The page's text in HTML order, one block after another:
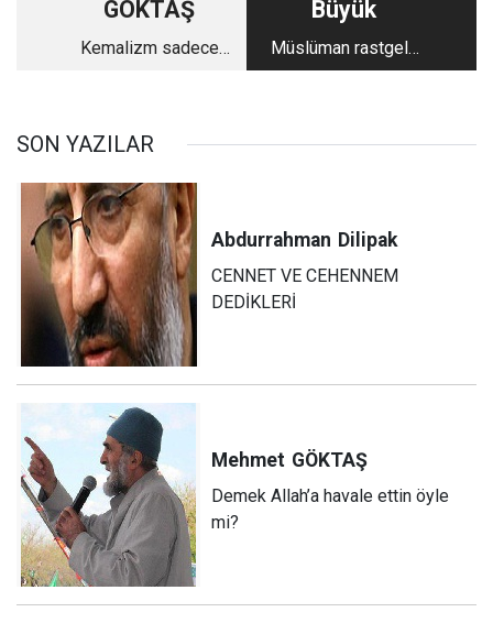
GÖKTAŞ
Kemalizm sadece
Büyük
Müslüman rastgele
yaşayamaz
SON YAZILAR
Abdurrahman Dilipak
CENNET VE CEHENNEM
DEDİKLERİ
Mehmet GÖKTAŞ
Demek Allah’a havale ettin öyle
mi?